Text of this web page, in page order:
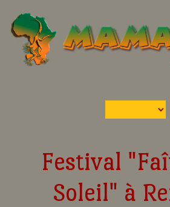
Festival
Soleil" à